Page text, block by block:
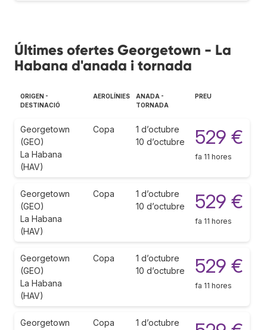
Últimes ofertes Georgetown - La
Habana d'anada i tornada
ORIGEN -
DESTINACIÓ
AEROLÍNIES
ANADA -
TORNADA
PREU
Georgetown
(GEO)
La Habana
(HAV)
Copa
1 d’octubre
10 d’octubre
529 €
fa 11 hores
Georgetown
(GEO)
La Habana
(HAV)
Copa
1 d’octubre
10 d’octubre
529 €
fa 11 hores
Georgetown
(GEO)
La Habana
(HAV)
Copa
1 d’octubre
10 d’octubre
529 €
fa 11 hores
Georgetown
Copa
1 d’octubre